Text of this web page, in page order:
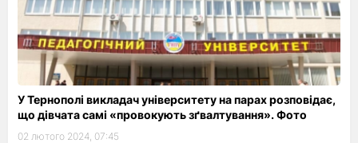
У Тернополі викладач університету на парах розповідає,
що дівчата самі «провокують зґвалтування». Фото
02 лютого 2024, 07:45